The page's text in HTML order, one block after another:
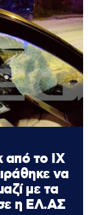
από το ΙΧ
να
με τα
η ΕΛ.ΑΣ